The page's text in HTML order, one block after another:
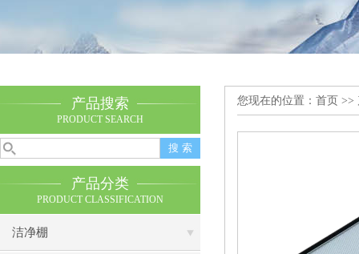
产品搜索
PRODUCT SEARCH
产品分类
PRODUCT CLASSIFICATION
洁净棚
您现在的位置： 首页 >>